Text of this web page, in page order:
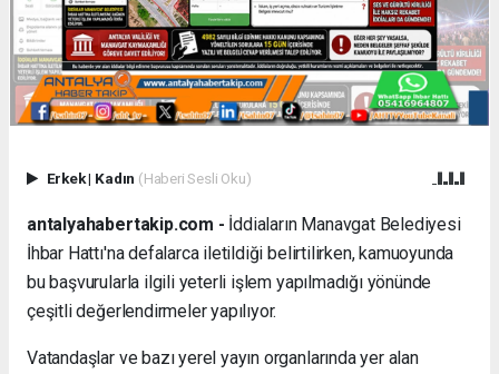
Erkek| Kadın (Haberi Sesli Oku)
antalyahabertakip.com - İddiaların Manavgat Belediyesi
İhbar Hattı'na defalarca iletildiği belirtilirken, kamuoyunda
bu başvurularla ilgili yeterli işlem yapılmadığı yönünde
çeşitli değerlendirmeler yapılıyor.
Vatandaşlar ve bazı yerel yayın organlarında yer alan